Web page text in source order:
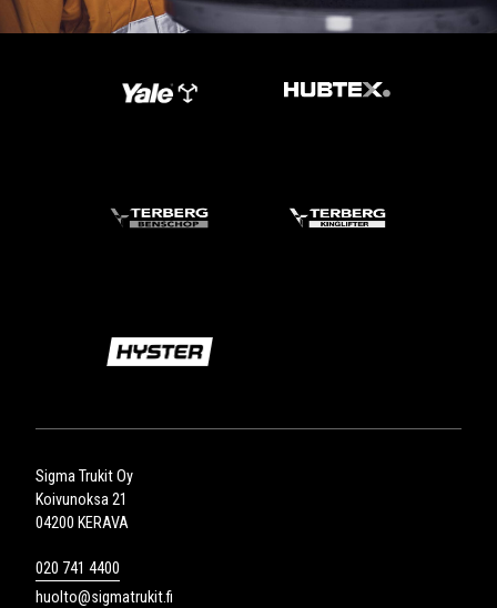
Sigma Trukit Oy
Koivunoksa 21
04200 KERAVA
020 741 4400
huolto@sigmatrukit.fi